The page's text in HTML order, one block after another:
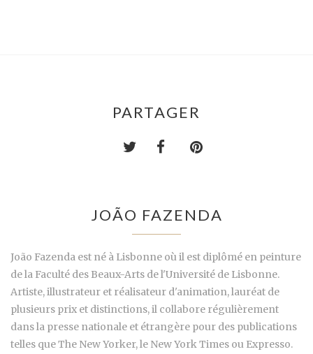
PARTAGER
JOÃO FAZENDA
João Fazenda est né à Lisbonne où il est diplômé en peinture
de la Faculté des Beaux-Arts de l'Université de Lisbonne.
Artiste, illustrateur et réalisateur d'animation, lauréat de
plusieurs prix et distinctions, il collabore régulièrement
dans la presse nationale et étrangère pour des publications
telles que The New Yorker, le New York Times ou Expresso.